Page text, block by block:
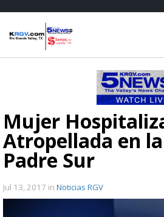
Mujer
Atropellada en
Padre Sur
Jul 13, 2017 in Noticias RGV